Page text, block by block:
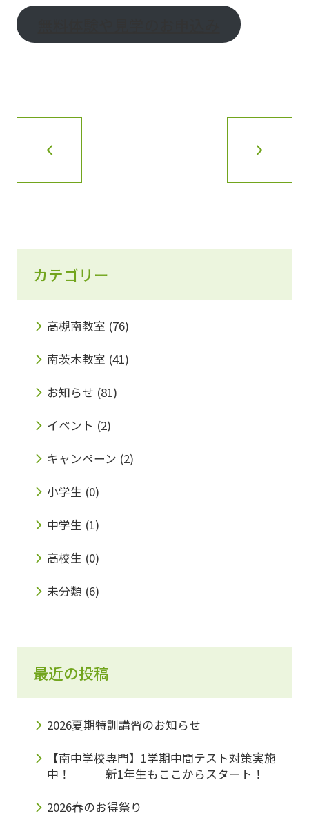
カテゴリー
高槻南教室 (76)
南茨木教室 (41)
お知らせ (81)
イベント (2)
キャンペーン (2)
小学生 (0)
中学生 (1)
高校生 (0)
未分類 (6)
最近の投稿
2026夏期特訓講習のお知らせ
【南中学校専門】1学期中間テスト対策実施
中！ 新1年生もここからスタート！
2026春のお得祭り